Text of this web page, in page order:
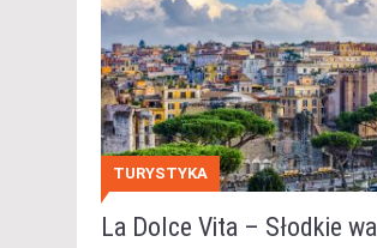
TURYSTYKA
La Dolce Vita – Słodkie